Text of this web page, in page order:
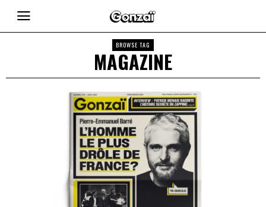
BROWSE TAG
MAGAZINE